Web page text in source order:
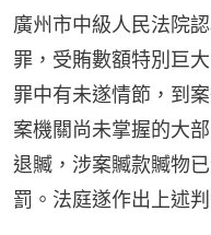
廣州市中級人民法院
罪，受賄數額特別巨
罪中有未遂情節，到
案機關尚未掌握的大
退贓，涉案贓款贓物
罰。法庭遂作出上述判